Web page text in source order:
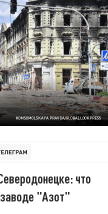
KOMSOMOLSKAYA PRAVDA/GLOBALLOOKPRESS
что
"Азот"